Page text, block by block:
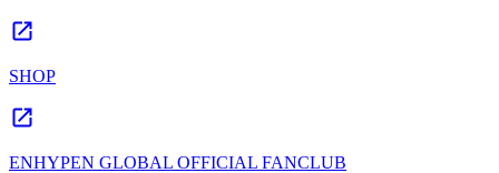
SHOP
ENHYPEN GLOBAL OFFICIAL FANCLUB